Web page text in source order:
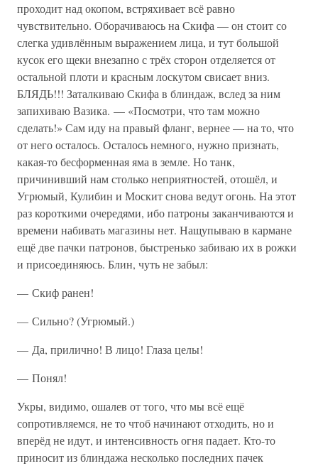
проходит над окопом, встряхивает всё равно
чувствительно. Оборачиваюсь на Скифа — он стоит со
слегка удивлённым выражением лица, и тут большой
кусок его щеки внезапно с трёх сторон отделяется от
остальной плоти и красным лоскутом свисает вниз.
БЛЯДЬ!!! Заталкиваю Скифа в блиндаж, вслед за ним
запихиваю Вазика. — «Посмотри, что там можно
сделать!» Сам иду на правый фланг, вернее — на то, что
от него осталось. Осталось немного, нужно признать,
какая-то бесформенная яма в земле. Но танк,
причинивший нам столько неприятностей, отошёл, и
Угрюмый, Кулибин и Москит снова ведут огонь. На этот
раз короткими очередями, ибо патроны заканчиваются и
времени набивать магазины нет. Нащупываю в кармане
ещё две пачки патронов, быстренько забиваю их в рожки
и присоединяюсь. Блин, чуть не забыл:
— Скиф ранен!
— Сильно? (Угрюмый.)
— Да, прилично! В лицо! Глаза целы!
— Понял!
Укры, видимо, ошалев от того, что мы всё ещё
сопротивляемся, не то чтоб начинают отходить, но и
вперёд не идут, и интенсивность огня падает. Кто-то
приносит из блиндажа несколько последних пачек